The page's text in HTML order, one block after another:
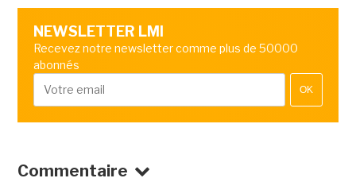
NEWSLETTER LMI
Recevez notre newsletter comme plus de 50000
abonnés
OK
Commentaire